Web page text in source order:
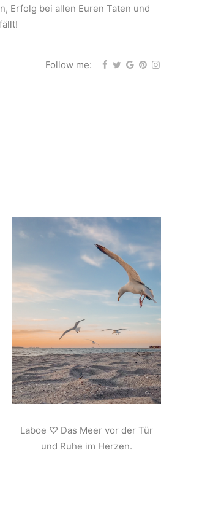
Erfolg bei allen Euren Taten und
Follow me:
Laboe ♡ Das Meer vor der Tür
und Ruhe im Herzen.